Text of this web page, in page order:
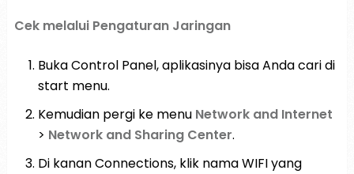
Cek melalui Pengaturan Jaringan
Buka Control Panel, aplikasinya bisa Anda cari di
start menu.
Kemudian pergi ke menu Network and Internet
> Network and Sharing Center.
Di kanan Connections, klik nama WIFI yang